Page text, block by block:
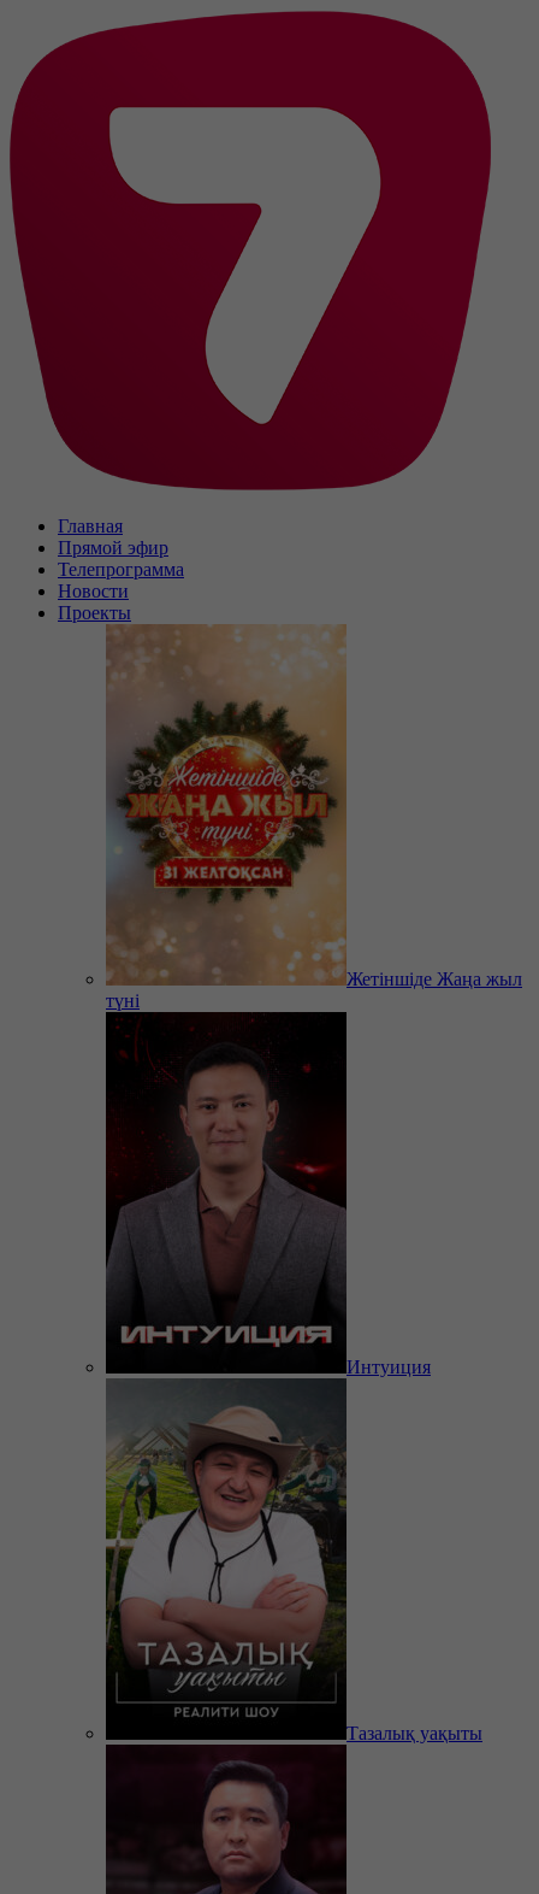
Главная
Прямой эфир
Телепрограмма
Новости
Проекты
Жетіншіде Жаңа жыл
түні
Интуиция
Тазалық уақыты